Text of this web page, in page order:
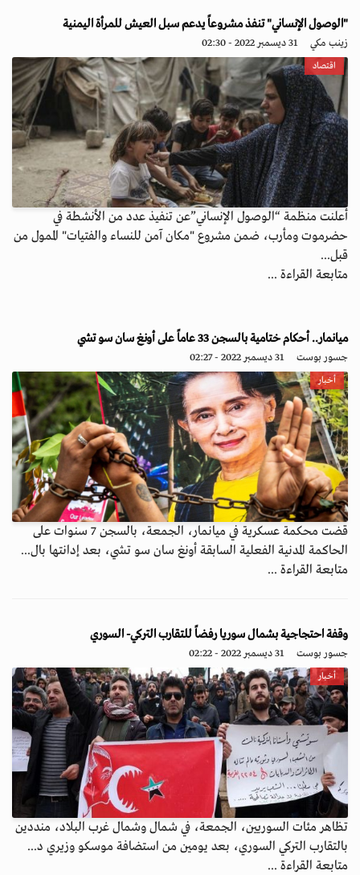
"الوصول الإنساني" تنفذ مشروعاً يدعم سبل العيش للمرأة اليمنية
زينب مكي 31 ديسمبر 2022 - 02:30
اقتصاد
أعلنت منظمة “الوصول الإنساني”عن تنفيذ عدد من الأنشطة في
حضرموت ومأرب، ضمن مشروع "مكان آمن للنساء والفتيات" الممول من
قبل...
متابعة القراءة ...
ميانمار.. أحكام ختامية بالسجن 33 عاماً على أونغ سان سو تشي
جسور بوست 31 ديسمبر 2022 - 02:27
أخبار
قضت محكمة عسكرية في ميانمار، الجمعة، بالسجن 7 سنوات على
الحاكمة المدنية الفعلية السابقة أونغ سان سو تشي، بعد إدانتها بال...
متابعة القراءة ...
وقفة احتجاجية بشمال سوريا رفضاً للتقارب التركي- السوري
جسور بوست 31 ديسمبر 2022 - 02:22
أخبار
تظاهر مئات السوريين، الجمعة، في شمال وشمال غرب البلاد، منددين
بالتقارب التركي السوري، بعد يومين من استضافة موسكو وزيري د...
متابعة القراءة ...